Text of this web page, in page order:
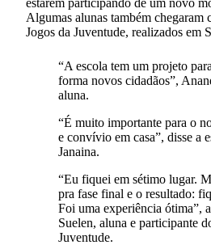
Algumas alunas também chegaram
Jogos da Juventude, realizados em
“A escola tem um projeto
forma novos cidadãos”,
aluna.
“É muito importante para o
e convívio em casa”, disse a
Janaina.
“Eu fiquei em sétimo lugar.
pra fase final e o resultado:
Foi uma experiência ótima”,
Suelen, aluna e participante
Juventude.